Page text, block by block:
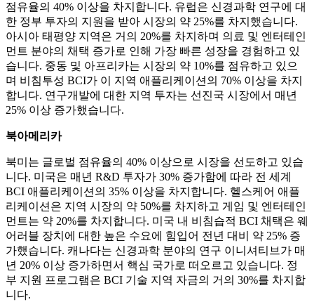
점유율의 40% 이상을 차지합니다. 유럽은 신경과학 연구에 대
한 정부 투자의 지원을 받아 시장의 약 25%를 차지했습니다.
아시아 태평양 지역은 거의 20%를 차지하며 의료 및 엔터테인
먼트 분야의 채택 증가로 인해 가장 빠른 성장을 경험하고 있
습니다. 중동 및 아프리카는 시장의 약 10%를 점유하고 있으
며 비침투성 BCI가 이 지역 애플리케이션의 70% 이상을 차지
합니다. 연구개발에 대한 지역 투자는 선진국 시장에서 매년
25% 이상 증가했습니다.
북아메리카
북미는 글로벌 점유율의 40% 이상으로 시장을 선도하고 있습
니다. 미국은 매년 R&D 투자가 30% 증가함에 따라 전 세계
BCI 애플리케이션의 35% 이상을 차지합니다. 헬스케어 애플
리케이션은 지역 시장의 약 50%를 차지하고 게임 및 엔터테인
먼트는 약 20%를 차지합니다. 미국 내 비침습적 BCI 채택은 웨
어러블 장치에 대한 높은 수요에 힘입어 전년 대비 약 25% 증
가했습니다. 캐나다는 신경과학 분야의 연구 이니셔티브가 매
년 20% 이상 증가하면서 핵심 국가로 떠오르고 있습니다. 정
부 지원 프로그램은 BCI 기술 지역 자금의 거의 30%를 차지합
니다.